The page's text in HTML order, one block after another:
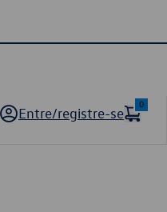
Entre/registre-se
0